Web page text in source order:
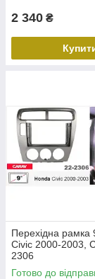
2 340 ₴
Перехідна рамка
Civic 2000-2003,
2306
Готово до